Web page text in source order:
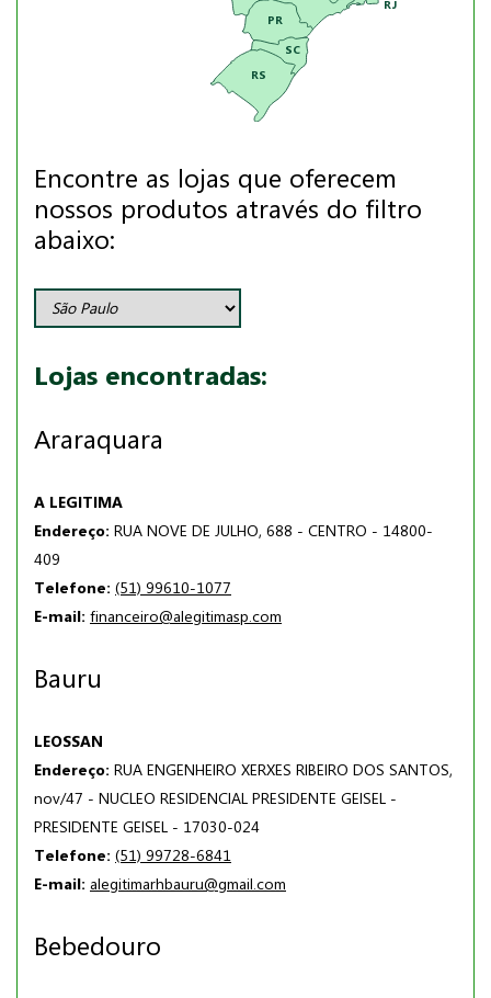
PR
SC
RS
RJ
Encontre as lojas que oferecem
nossos produtos através do filtro
abaixo:
Lojas encontradas:
Araraquara
A LEGITIMA
Endereço: RUA NOVE DE JULHO, 688 - CENTRO - 14800-
409
Telefone: (51) 99610-1077
E-mail: financeiro@alegitimasp.com
Bauru
LEOSSAN
Endereço: RUA ENGENHEIRO XERXES RIBEIRO DOS SANTOS,
nov/47 - NUCLEO RESIDENCIAL PRESIDENTE GEISEL -
PRESIDENTE GEISEL - 17030-024
Telefone: (51) 99728-6841
E-mail: alegitimarhbauru@gmail.com
Bebedouro